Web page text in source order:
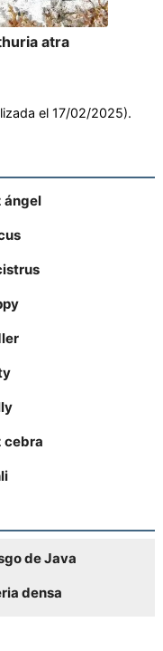
atra
el 17/02/2025).
ángel
cebra
de Java
densa